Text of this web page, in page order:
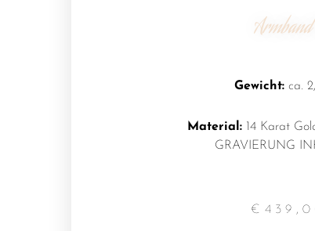
Gewicht: ca.
Material: 14 Karat
GRAVIERUNG
€